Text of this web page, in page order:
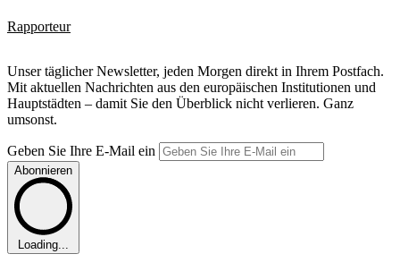
Rapporteur
Unser täglicher Newsletter, jeden Morgen direkt in Ihrem Postfach.
Mit aktuellen Nachrichten aus den europäischen Institutionen und
Hauptstädten – damit Sie den Überblick nicht verlieren. Ganz
umsonst.
Geben Sie Ihre E-Mail ein
Abonnieren
Loading...